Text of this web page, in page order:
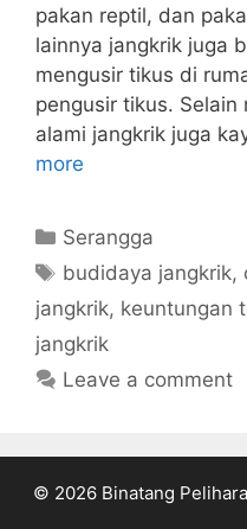
pakan reptil, dan
lainnya jangkrik juga
mengusir tikus di
pengusir tikus. Selain
alami jangkrik juga
more
Categories
Serangga
Tags
budidaya jangkrik,
jangkrik, keuntungan
jangkrik
Leave a comment
© 2026 Binatang